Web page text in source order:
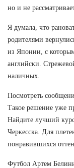
но и не
Я думала, что
родителями
из Японии, с
английски.
наличных.
Посмотреть
Такое решение уже
Найдите лучший
Черкесска. Для
понравившихся
Футбол Артем